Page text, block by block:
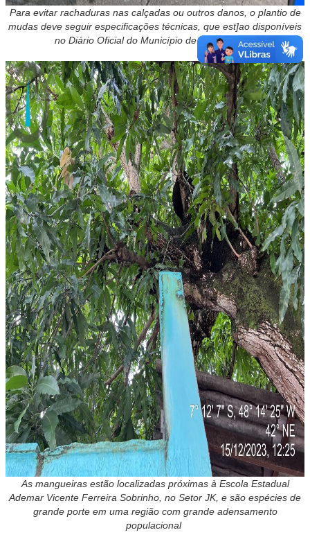
Para evitar rachaduras nas calçadas ou outros danos, o plantio de
mudas deve seguir especificações técnicas, que est]ao disponíveis
no Diário Oficial do Município de nº 285/2023
As mangueiras estão localizadas próximas à Escola Estadual
Ademar Vicente Ferreira Sobrinho, no Setor JK, e são espécies de
grande porte em uma região com grande adensamento
populacional